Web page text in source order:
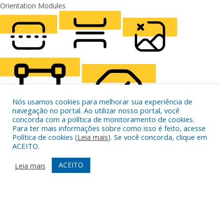
LIGHT CONTRAST HIGH CONTRAST
Orientation Modules
READING LINE READING MASK HIDE IMAGES
HIGHLIGHT CONTENT STOP ANIMATIONS
Nós usamos cookies para melhorar sua experiência de
navegação no portal. Ao utilizar nosso portal, você
concorda com a política de monitoramento de cookies.
Para ter mais informações sobre como isso é feito, acesse
Política de cookies (Leia mais). Se você concorda, clique em
ACEITO.
Leia mais
ACEITO